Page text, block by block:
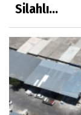
Silahlı...